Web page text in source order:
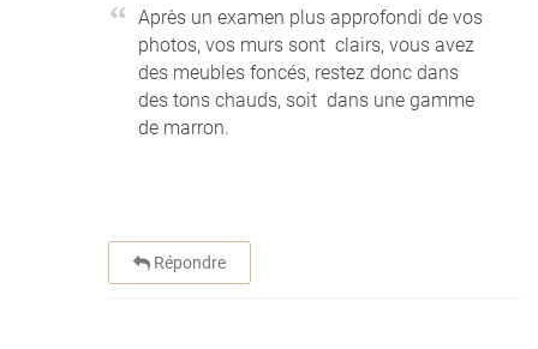
Après un examen plus approfondi de vos
photos, vos murs sont clairs, vous avez
des meubles foncés, restez donc dans
des tons chauds, soit dans une gamme
de marron.
Répondre